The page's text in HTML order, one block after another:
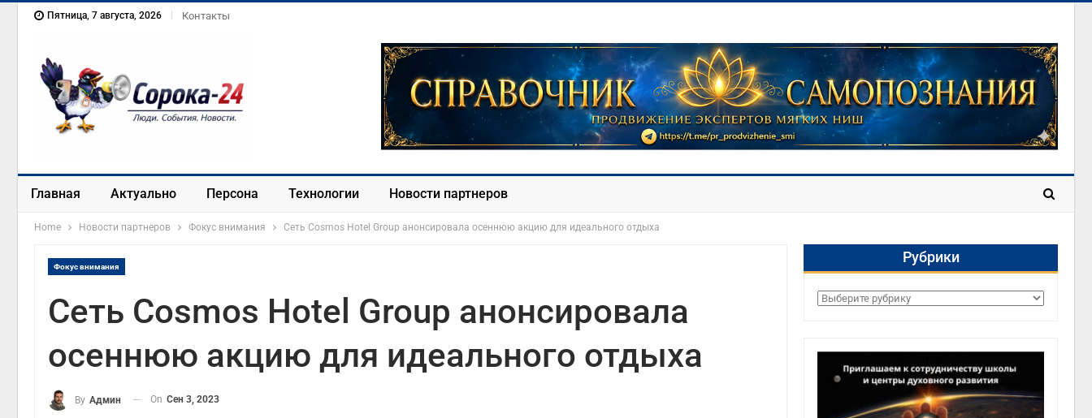
Пятница, 7 августа, 2026 Контакты
Главная Актуально Персона Технологии Новости партнеров
Home Новости партнеров Фокус внимания Сеть Cosmos Hotel Group анонсировала осеннюю акцию для идеального отдыха
Фокус внимания
Сеть Cosmos Hotel Group анонсировала
осеннюю акцию для идеального отдыха
By Админ On Сен 3, 2023
Рубрики
Рубрики